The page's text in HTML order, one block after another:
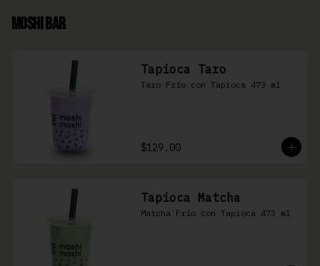
Moshi Bar
Tapioca Taro
Taro Frío con Tapioca 473 ml
$129.00
Tapioca Matcha
Matcha Frío con Tapioca 473 ml